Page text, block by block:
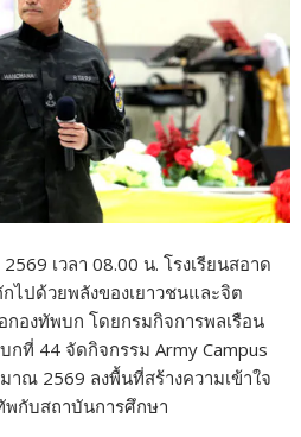
เวลา 08.00 น. โรงเรียนสอาด
ไปด้วยพลังของเยาวชนและจิต
องทัพบก โดยกรมกิจการพลเรือน
ที่ 44 จัดกิจกรรม Army Campus
าณ 2569 ลงพื้นที่สร้างความเข้าใจ
พกับสถาบันการศึกษา